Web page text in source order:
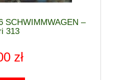
SCHWIMMWAGEN –
313
zł